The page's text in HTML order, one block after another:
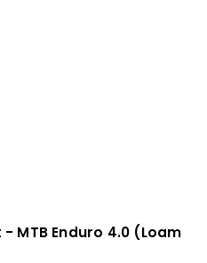
MTB Enduro 4.0 (Loam